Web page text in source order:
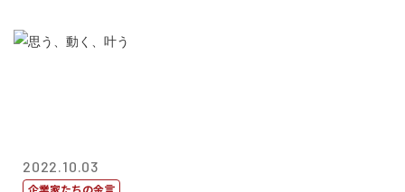
2022.10.03
企業家たちの金言